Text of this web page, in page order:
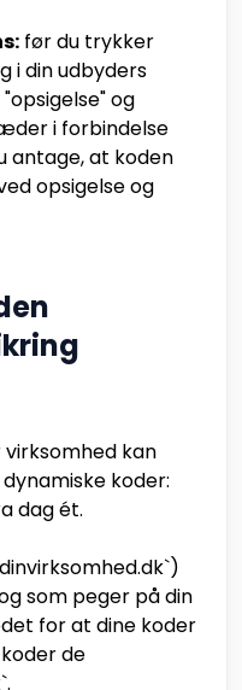
før du trykker
i din udbyders
og
i forbindelse
antage, at koden
opsigelse og
kan
koder:
dag ét.
som peger på din
for at dine koder
de